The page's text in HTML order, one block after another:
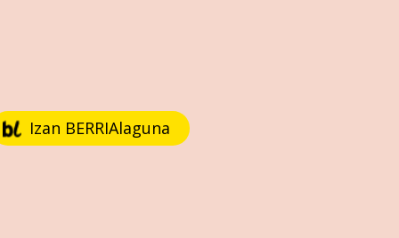
Izan BERRIAlaguna